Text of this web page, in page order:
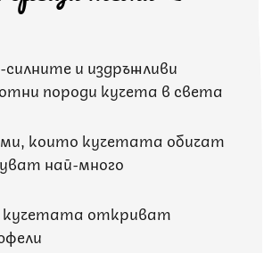
и издръжливи
породи кучета в света
които кучетата обичат
най-много
кучетата откриват